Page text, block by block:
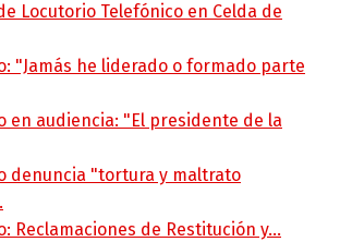
Locutorio Telefónico en Celda de
"Jamás he liderado o formado parte
en audiencia: "El presidente de la
denuncia "tortura y maltrato
Reclamaciones de Restitución y…